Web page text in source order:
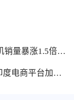
销量暴涨1.5倍黑
电商平台加码